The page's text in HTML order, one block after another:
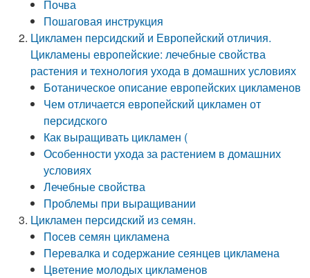
Почва
Пошаговая инструкция
Цикламен персидский и Европейский отличия.
Цикламены европейские: лечебные свойства
растения и технология ухода в домашних условиях
Ботаническое описание европейских цикламенов
Чем отличается европейский цикламен от
персидского
Как выращивать цикламен (
Особенности ухода за растением в домашних
условиях
Лечебные свойства
Проблемы при выращивании
Цикламен персидский из семян.
Посев семян цикламена
Перевалка и содержание сеянцев цикламена
Цветение молодых цикламенов